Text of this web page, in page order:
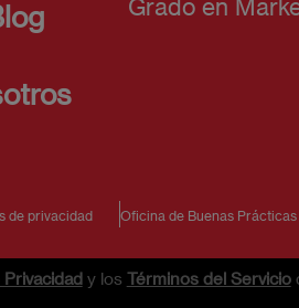
Grado en
de privacidad Oficina de Buenas Prácticas
y los Términos del Servicio